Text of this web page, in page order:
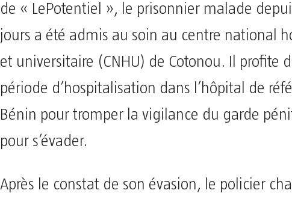
de « LePotentiel », le prisonnier malade
jours a été admis au soin au centre national
et universitaire (CNHU) de Cotonou. Il profite
période d’hospitalisation dans l’hôpital de
Bénin pour tromper la vigilance du garde
pour s’évader.
Après le constat de son évasion, le policier